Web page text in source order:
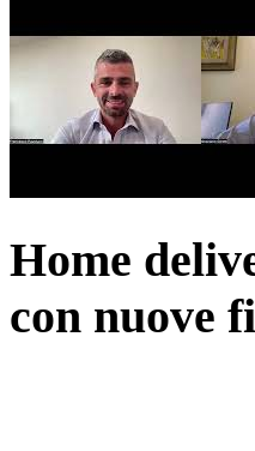
Home
con nuove